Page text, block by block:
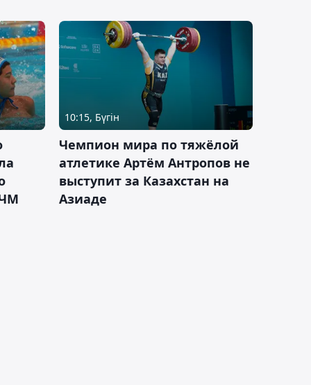
10:15, Бүгін
Чемпион мира по тяжёлой
атлетике Артём Антропов не
выступит за Казахстан на
Азиаде